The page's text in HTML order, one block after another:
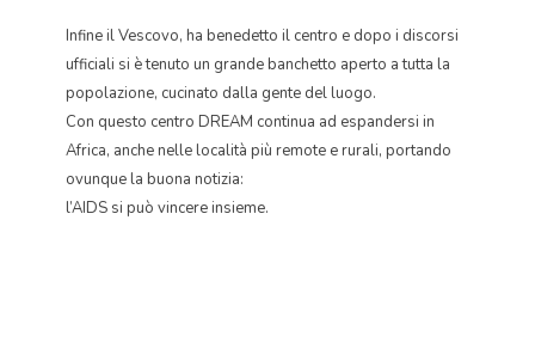
Infine il Vescovo, ha benedetto il centro e dopo i discorsi
ufficiali si è tenuto un grande banchetto aperto a tutta la
popolazione, cucinato dalla gente del luogo.
Con questo centro DREAM continua ad espandersi in
Africa, anche nelle località più remote e rurali, portando
ovunque la buona notizia:
l’AIDS si può vincere insieme.